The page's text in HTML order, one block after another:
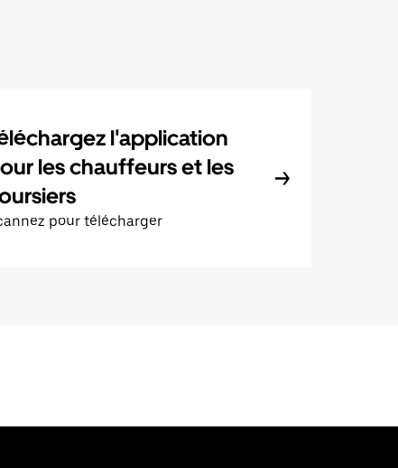
l'application
les chauffeurs et les
pour télécharger